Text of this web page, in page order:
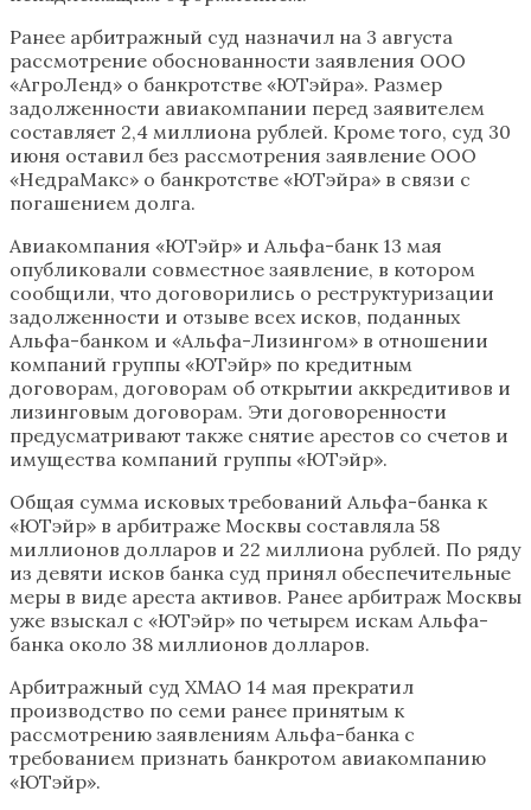
Ранее арбитражный суд назначил на 3 августа
рассмотрение обоснованности заявления ООО
«АгроЛенд» о банкротстве «ЮТэйра». Размер
задолженности авиакомпании перед заявителем
составляет 2,4 миллиона рублей. Кроме того, суд 30
июня оставил без рассмотрения заявление ООО
«НедраМакс» о банкротстве «ЮТэйра» в связи с
погашением долга.
Авиакомпания «ЮТэйр» и Альфа-банк 13 мая
опубликовали совместное заявление, в котором
сообщили, что договорились о реструктуризации
задолженности и отзыве всех исков, поданных
Альфа-банком и «Альфа-Лизингом» в отношении
компаний группы «ЮТэйр» по кредитным
договорам, договорам об открытии аккредитивов и
лизинговым договорам. Эти договоренности
предусматривают также снятие арестов со счетов и
имущества компаний группы «ЮТэйр».
Общая сумма исковых требований Альфа-банка к
«ЮТэйр» в арбитраже Москвы составляла 58
миллионов долларов и 22 миллиона рублей. По ряду
из девяти исков банка суд принял обеспечительные
меры в виде ареста активов. Ранее арбитраж Москвы
уже взыскал с «ЮТэйр» по четырем искам Альфа-
банка около 38 миллионов долларов.
Арбитражный суд ХМАО 14 мая прекратил
производство по семи ранее принятым к
рассмотрению заявлениям Альфа-банка с
требованием признать банкротом авиакомпанию
«ЮТэйр».